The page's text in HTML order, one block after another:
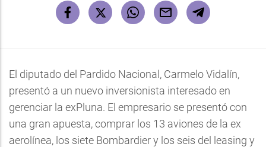
El diputado del Pardido Nacional, Carmelo Vidalín,
presentó a un nuevo inversionista interesado en
gerenciar la exPluna. El empresario se presentó con
una gran apuesta, comprar los 13 aviones de la ex
aerolínea, los siete Bombardier y los seis del leasing y